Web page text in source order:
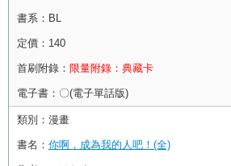
書系： BL
定價： 140
首刷附錄： 限量附錄：典藏卡
電子書： 〇(電子單話版)
類別： 漫畫
書名： 你啊，成為我的人吧！(全)